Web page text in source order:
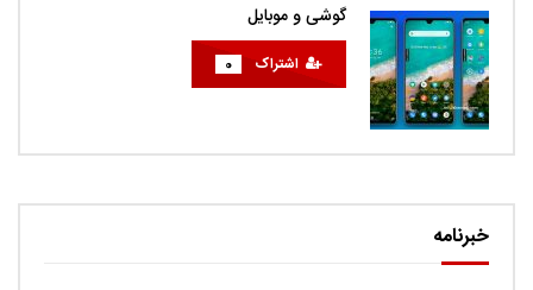
گوشی و موبایل
اشتراک 0
خبرنامه